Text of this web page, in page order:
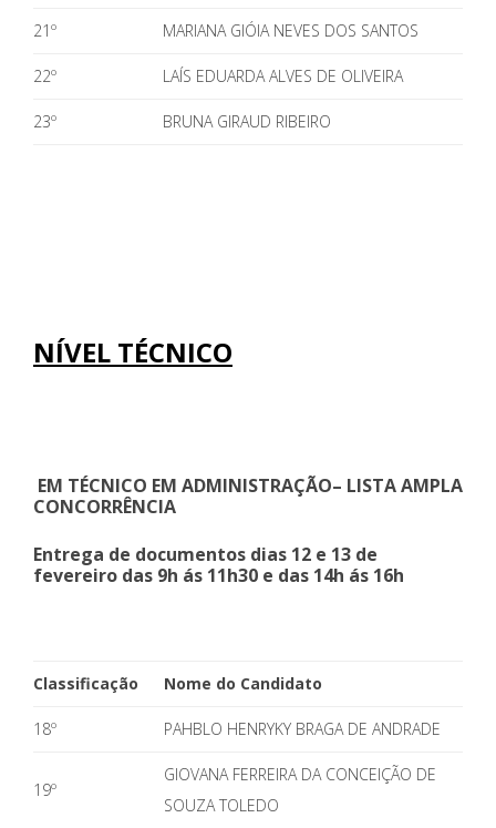
21º MARIANA GIÓIA NEVES DOS SANTOS
22º LAÍS EDUARDA ALVES DE OLIVEIRA
23º BRUNA GIRAUD RIBEIRO
NÍVEL TÉCNICO
EM TÉCNICO EM ADMINISTRAÇÃO– LISTA AMPLA
CONCORRÊNCIA
Entrega de documentos dias 12 e 13 de
fevereiro das 9h ás 11h30 e das 14h ás 16h
Classificação Nome do Candidato
18º PAHBLO HENRYKY BRAGA DE ANDRADE
19º
GIOVANA FERREIRA DA CONCEIÇÃO DE
SOUZA TOLEDO